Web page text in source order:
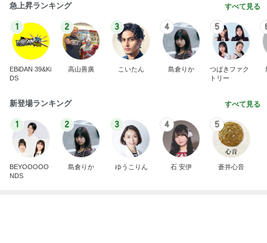
急上昇ランキング すべて見る
1
EBiDAN 39&Ki
DS
2
高山善廣
3
こいたん
4
島倉りか
5
つばきファク
トリー
新登場ランキング すべて見る
1
BEYOOOOO
NDS
2
島倉りか
3
ゆうこりん
4
石 安伊
5
蒼井心音